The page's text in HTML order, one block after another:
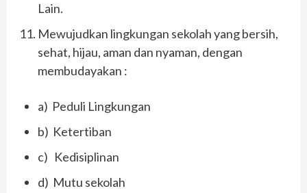
Lain.
Mewujudkan lingkungan sekolah yang bersih,
sehat, hijau, aman dan nyaman, dengan
membudayakan :
a) Peduli Lingkungan
b) Ketertiban
c) Kedisiplinan
d) Mutu sekolah